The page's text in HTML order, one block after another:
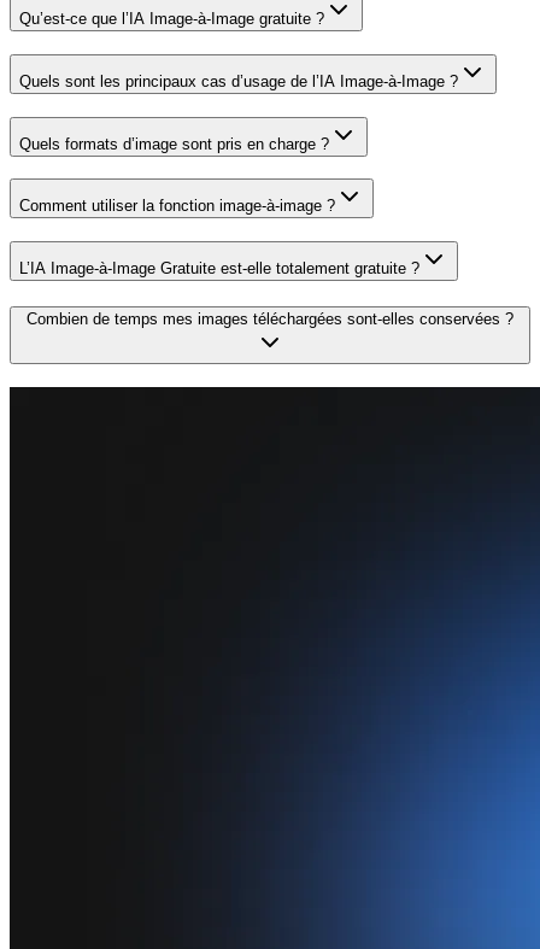
Qu’est-ce que l’IA Image-à-Image gratuite ?
Quels sont les principaux cas d’usage de l’IA Image-à-Image ?
Quels formats d’image sont pris en charge ?
Comment utiliser la fonction image-à-image ?
L’IA Image-à-Image Gratuite est-elle totalement gratuite ?
Combien de temps mes images téléchargées sont-elles conservées ?